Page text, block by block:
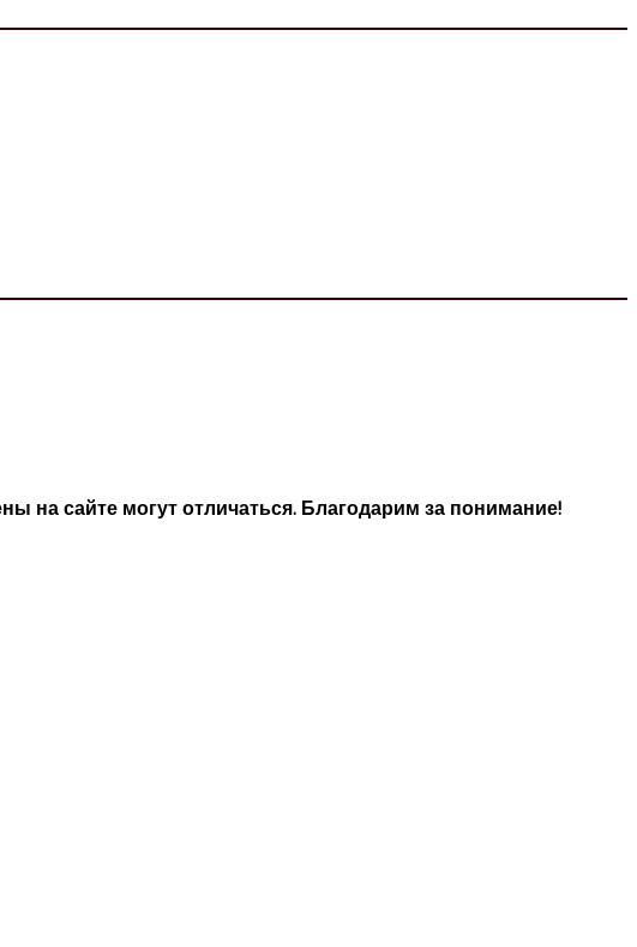
на сайте могут отличаться. Благодарим за понимание!